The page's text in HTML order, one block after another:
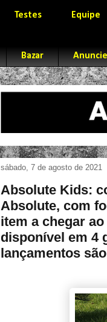
Testes Equipe
Bazar Anuncie
sábado, 7 de agosto de 2021
Absolute Kids:
Absolute, com
item a chegar
disponível em 4
lançamentos